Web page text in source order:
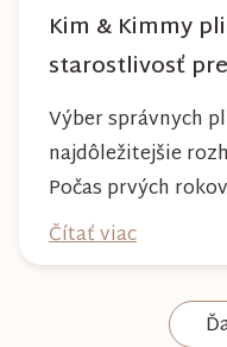
Kim & Kimmy
starostlivosť
Výber správnych
najdôležitejšie
Počas prvých
plienke väčšinu
nielen spoľahlivú
komfort a
Kim & Kimmy boli
Čítať viac